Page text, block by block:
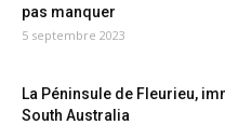
pas manquer
5 septembre 2023
La Péninsule de Fleurieu,
South Australia